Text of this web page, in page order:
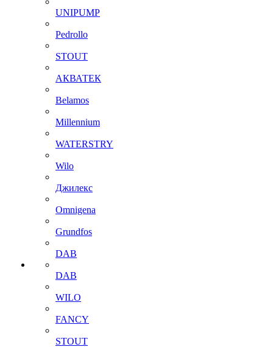
UNIPUMP
Pedrollo
STOUT
АКВАТЕК
Belamos
Millennium
WATERSTRY
Wilo
Джилекс
Omnigena
Grundfos
DAB
DAB
WILO
FANCY
STOUT